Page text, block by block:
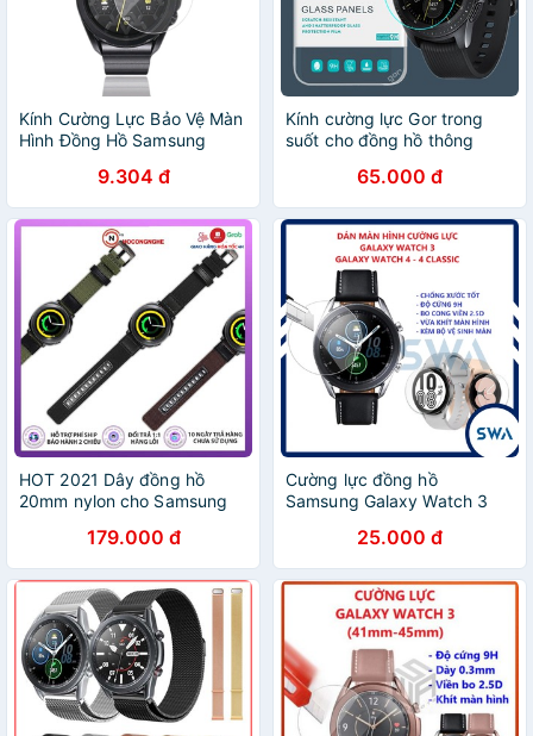
Kính Cường Lực Bảo Vệ Màn
Hình Đồng Hồ Samsung
9.304 đ
Kính cường lực Gor trong
suốt cho đồng hồ thông
Watch 42mm/ Watch 46mm/
Watch 3 41mm/ Watch 3
45mm
65.000 đ
HOT 2021 Dây đồng hồ
20mm nylon cho Samsung
2 44mm 40mm/Galaxy
Watch 3 41mm/Galaxy
Watch
179.000 đ
Cường lực đồng hồ
Samsung Galaxy Watch 3
watch 4 và Watch 4 classic
SWASTORE
25.000 đ